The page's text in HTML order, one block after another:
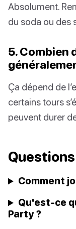
Absolument.
du soda ou des
5. Combien
Ça dépend de
certains tours
peuvent durer
Comment
Qu'est-ce
Party ?